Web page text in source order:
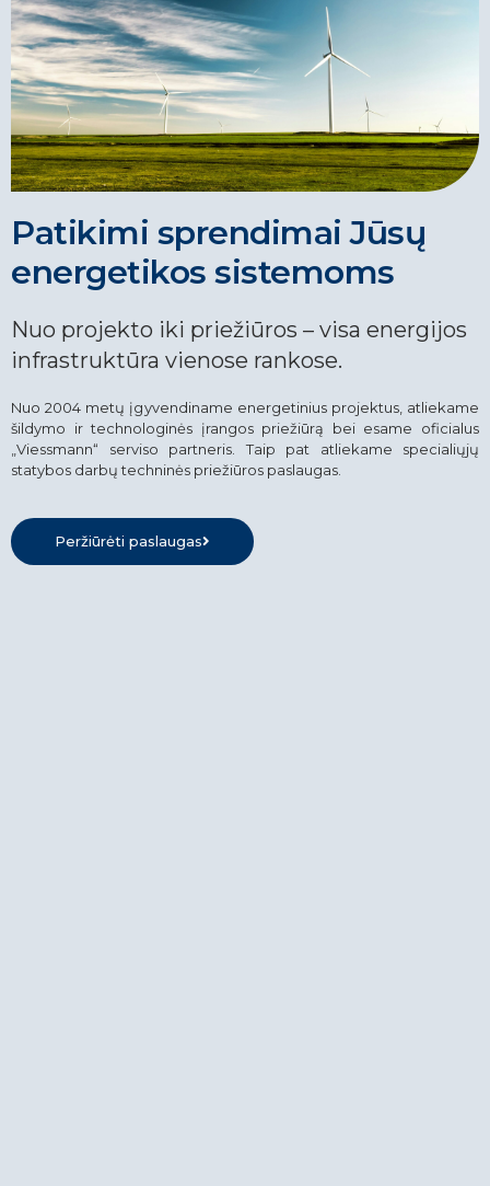
Patikimi sprendimai Jūsų
energetikos sistemoms
Nuo projekto iki priežiūros – visa energijos
infrastruktūra vienose rankose.
Nuo 2004 metų įgyvendiname energetinius projektus, atliekame
šildymo ir technologinės įrangos priežiūrą bei esame oficialus
„Viessmann“ serviso partneris. Taip pat atliekame specialiųjų
statybos darbų techninės priežiūros paslaugas.
Peržiūrėti paslaugas